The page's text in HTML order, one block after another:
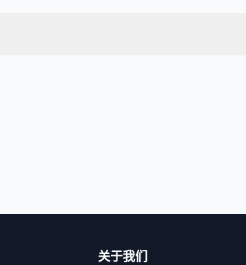
关于我们